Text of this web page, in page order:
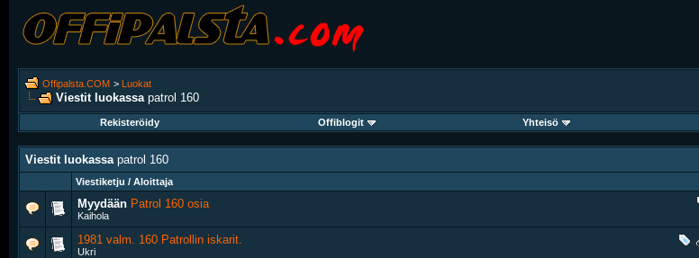
Offipalsta.COM > Luokat
Viestit luokassa patrol 160
Rekisteröidy
Offiblogit Yhteisö
Viestit luokassa patrol 160
Viestiketju / Aloittaja
Myydään Patrol 160 osia
Kaihola
1981 valm. 160 Patrollin iskarit.
Ukri